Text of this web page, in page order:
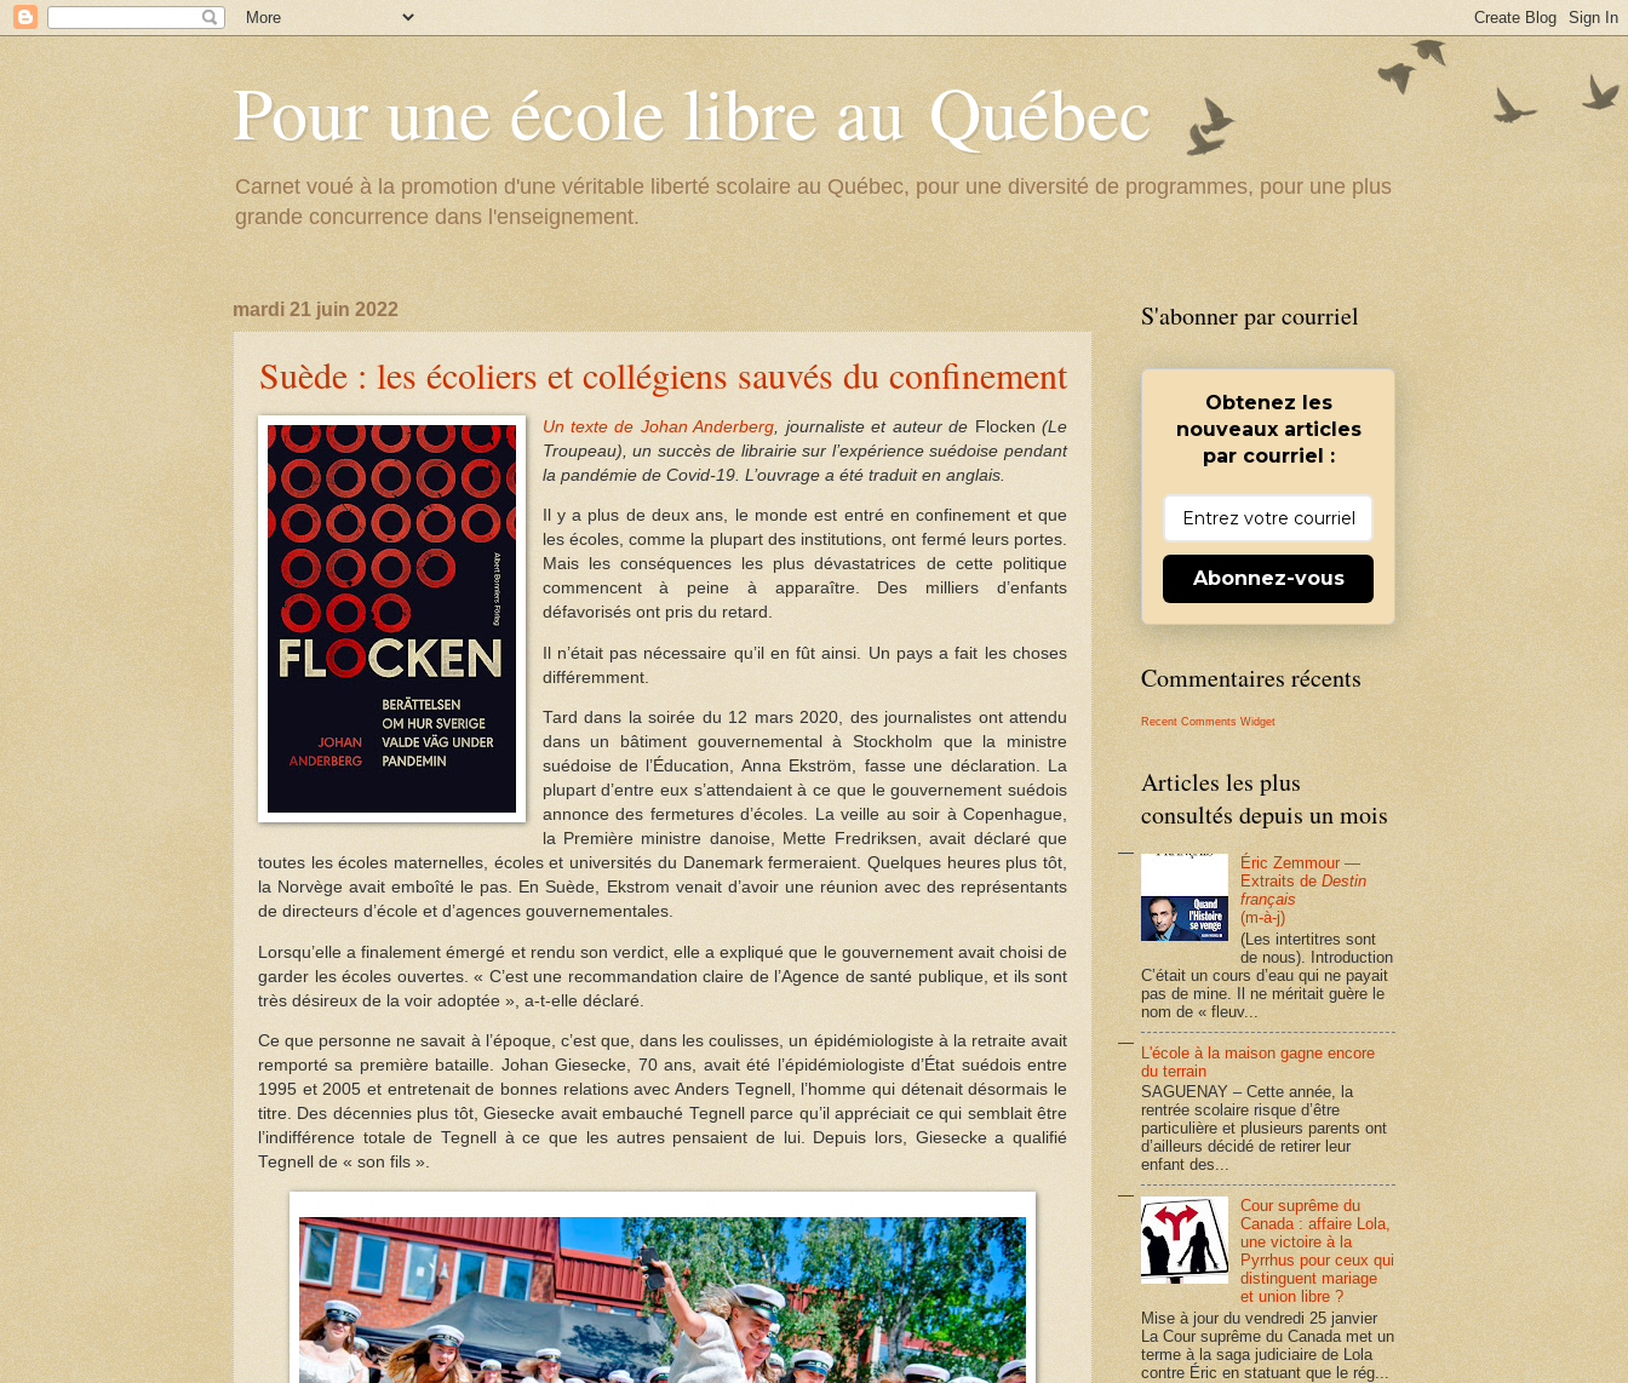
Pour une école libre au Québec
Carnet voué à la promotion d'une véritable liberté scolaire au Québec, pour une diversité de programmes, pour une plus
grande concurrence dans l'enseignement.
mardi 21 juin 2022
Suède : les écoliers et collégiens sauvés du confinement
Un texte de Johan Anderberg , journaliste et auteur de Flocken(Le
Troupeau), un succès de librairie sur l’expérience suédoise pendant
la pandémie de Covid-19. L’ouvrage a été traduit en anglais.
Il y a plus de deux ans, le monde est entré en confinement et que
les écoles, comme la plupart des institutions, ont fermé leurs portes.
Mais les conséquences les plus dévastatrices de cette politique
commencent à peine à apparaître. Des milliers d’enfants
défavorisés ont pris du retard.
Il n’était pas nécessaire qu’il en fût ainsi. Un pays a fait les choses
différemment.
Tard dans la soirée du 12 mars 2020, des journalistes ont attendu
dans un bâtiment gouvernemental à Stockholm que la ministre
suédoise de l’Éducation, Anna Ekström, fasse une déclaration. La
plupart d’entre eux s’attendaient à ce que le gouvernement suédois
annonce des fermetures d’écoles. La veille au soir à Copenhague,
la Première ministre danoise, Mette Fredriksen, avait déclaré que
toutes les écoles maternelles, écoles et universités du Danemark fermeraient. Quelques heures plus tôt,
la Norvège avait emboîté le pas. En Suède, Ekstrom venait d’avoir une réunion avec des représentants
de directeurs d’école et d’agences gouvernementales.
Lorsqu’elle a finalement émergé et rendu son verdict, elle a expliqué que le gouvernement avait choisi de
garder les écoles ouvertes. « C’est une recommandation claire de l’Agence de santé publique, et ils sont
très désireux de la voir adoptée », a-t-elle déclaré.
Ce que personne ne savait à l’époque, c’est que, dans les coulisses, un épidémiologiste à la retraite avait
remporté sa première bataille. Johan Giesecke, 70 ans, avait été l’épidémiologiste d’État suédois entre
1995 et 2005 et entretenait de bonnes relations avec Anders Tegnell, l’homme qui détenait désormais le
titre. Des décennies plus tôt, Giesecke avait embauché Tegnell parce qu’il appréciait ce qui semblait être
l’indifférence totale de Tegnell à ce que les autres pensaient de lui. Depuis lors, Giesecke a qualifié
Tegnell de « son fils ».
S'abonner par courriel
Obtenez les
nouveaux articles
par courriel :
Abonnez-vous
Commentaires récents
Recent Comments Widget
Articles les plus
consultés depuis un mois
Éric Zemmour —
Extraits deDestin
français
(m-à-j)
(Les intertitres sont
de nous). Introduction
C’était un cours d’eau qui ne payait
pas de mine. Il ne méritait guère le
nom de « fleuv...
L'école à la maison gagne encore
du terrain
SAGUENAY – Cette année, la
rentrée scolaire risque d’être
particulière et plusieurs parents ont
d’ailleurs décidé de retirer leur
enfant des...
Cour suprême du
Canada : affaire Lola,
une victoire à la
Pyrrhus pour ceux qui
distinguent mariage
et union libre ?
Mise à jour du vendredi 25 janvier
La Cour suprême du Canada met un
terme à la saga judiciaire de Lola
contre Éric en statuant que le rég...